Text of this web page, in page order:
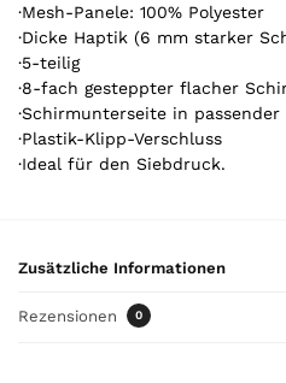
i
k
e
l
.
Y
o
o
·Mesh-Panele: 100% Polyester
·Dicke Haptik (6 mm starker
·5-teilig
·8-fach gesteppter flacher
·Schirmunterseite in passender
·Plastik-Klipp-Verschluss
·Ideal für den Siebdruck.
Zusätzliche Informationen
Rezensionen 0